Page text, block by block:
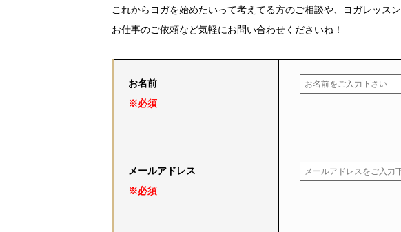
これからヨガを始めたいって考えてる方のご相談や、ヨガレッスン
お仕事のご依頼など気軽にお問い合わせくださいね！
お名前
※必須
メールアドレス
※必須